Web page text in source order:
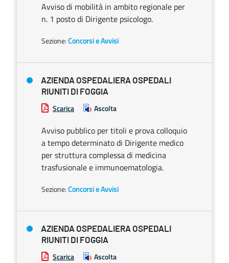
Avviso di mobilità in ambito regionale per
n. 1 posto di Dirigente psicologo.
Sezione:Concorsi e Avvisi
AZIENDA OSPEDALIERA OSPEDALI
RIUNITI DI FOGGIA
Scarica Ascolta
Avviso pubblico per titoli e prova colloquio
a tempo determinato di Dirigente medico
per struttura complessa di medicina
trasfusionale e immunoematologia.
Sezione:Concorsi e Avvisi
AZIENDA OSPEDALIERA OSPEDALI
RIUNITI DI FOGGIA
Scarica Ascolta